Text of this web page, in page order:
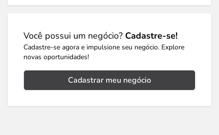
Você possui um negócio? Cadastre-se!
Cadastre-se agora e impulsione seu negócio. Explore
novas oportunidades!
Cadastrar meu negócio